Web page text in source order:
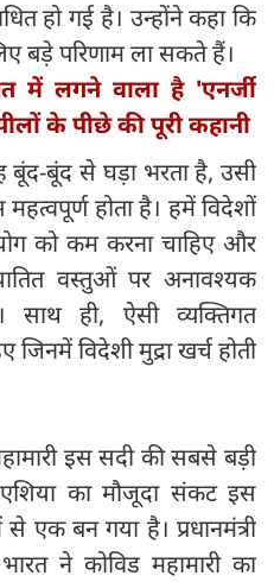
हो गई है। उन्होंने कहा कि
बड़े परिणाम ला सकते हैं।
में लगने वाला है 'एनर्जी
के पीछे की पूरी कहानी
बूंद-बूंद से घड़ा भरता है, उसी
होता है। हमें विदेशों
को कम करना चाहिए और
वस्तुओं पर अनावश्यक
साथ ही, ऐसी व्यक्तिगत
जिनमें विदेशी मुद्रा खर्च होती
इस सदी की सबसे बड़ी
का मौजूदा संकट इस
बन गया है। प्रधानमंत्री
ने कोविड महामारी का